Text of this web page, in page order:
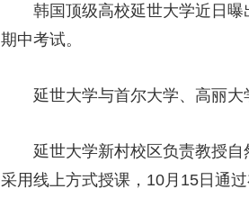
韩国顶级高校延世大学近日曝
期中考试。
延世大学与首尔大学、高丽大
延世大学新村校区负责教授自
采用线上方式授课，10月15日通